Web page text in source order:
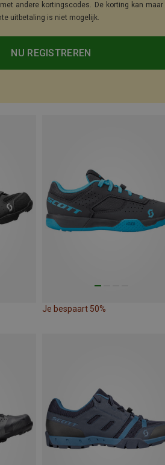
andere kortingscodes. De korting kan maar
uitbetaling is niet mogelijk.
NU REGISTREREN
Je bespaart 50%